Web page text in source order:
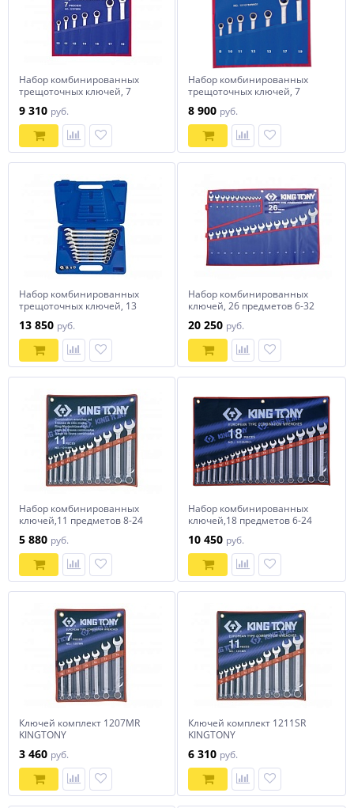
Набор комбинированных
трещоточных ключей, 7
12107mrn
9 310 руб.
Набор комбинированных
трещоточных ключей, 7
12107mrn01
8 900 руб.
Набор комбинированных
трещоточных ключей, 13
13 850 руб.
Набор комбинированных
ключей, 26 предметов 6-32
tony 1226mrn
20 250 руб.
Набор комбинированных
ключей,11 предметов 8-24
5 880 руб.
Набор комбинированных
ключей,18 предметов 6-24
10 450 руб.
Ключей комплект 1207MR
KINGTONY
3 460 руб.
Ключей комплект 1211SR
KINGTONY
6 310 руб.